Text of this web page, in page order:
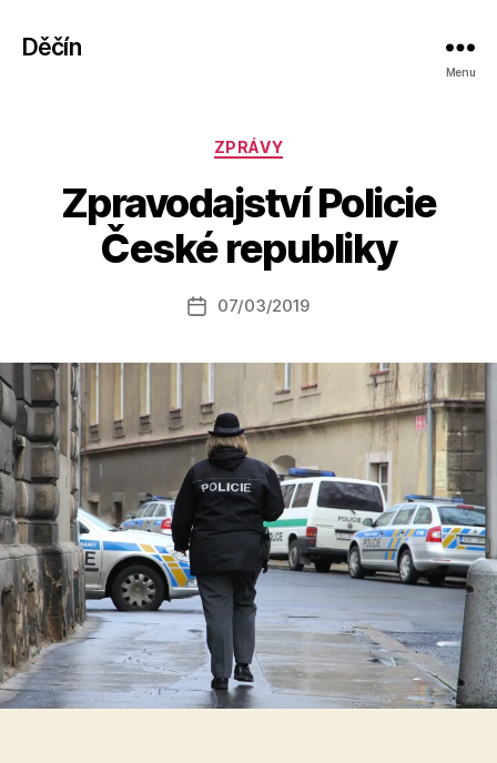
Děčín
Menu
Rubriky
ZPRÁVY
Zpravodajství Policie
České republiky
Autor
příspěvku
u
o
a
o
Datum
07/03/2019